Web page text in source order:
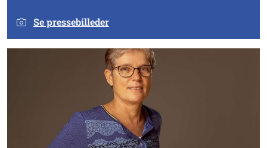
Se pressebilleder